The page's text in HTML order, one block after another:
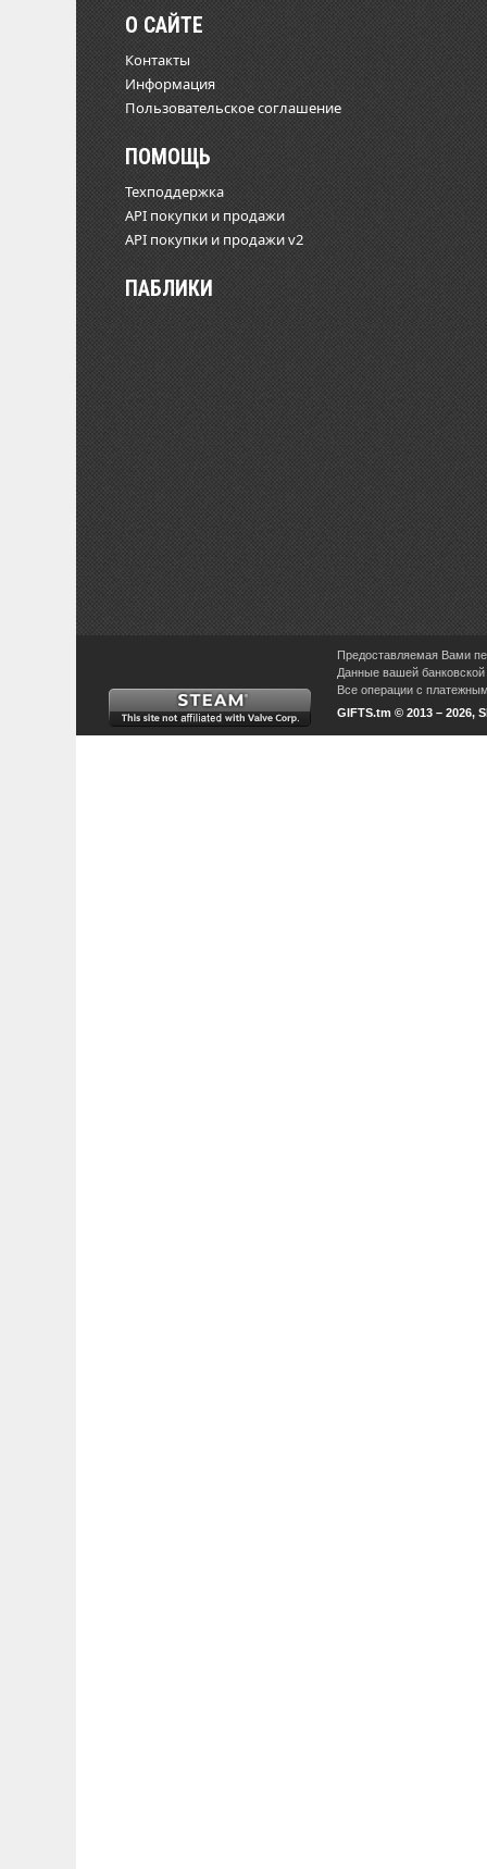
О САЙТЕ
Контакты
Информация
Пользовательское соглашение
ПОМОЩЬ
Техподдержка
API покупки и продажи
API покупки и продажи v2
ПАБЛИКИ
Предоставляемая Вами
Данные вашей
Все операции с
GIFTS.tm © 2013 – 2026,